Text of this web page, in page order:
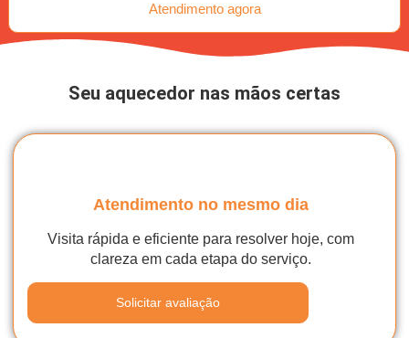
Atendimento agora
Seu aquecedor nas mãos certas
Atendimento no mesmo dia
Visita rápida e eficiente para resolver hoje, com
clareza em cada etapa do serviço.
Solicitar avaliação